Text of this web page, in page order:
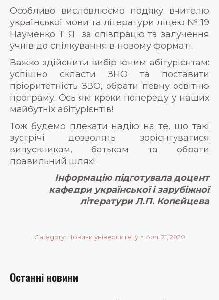
Особливо висловлюємо подяку вчителю
української мови та літератури ліцею № 19
Науменко Т. Я за співпрацю та залучення
учнів до спілкування в новому форматі.
Важко здійснити вибір юним абітурієнтам:
успішно скласти ЗНО та поставити
пріоритетність ЗВО, обрати певну освітню
програму. Ось які кроки попереду у наших
майбутніх абітурієнтів!
Тож будемо плекати надію на те, що такі
зустрічі дозволять зорієнтуватися
випускникам, батькам та обрати
правильний шлях!
Інформацію підготувала доцент
кафедри української і зарубіжної
літератури Л.П. Копєйцева
Category: Новини університету April 21, 2020
Останні новини